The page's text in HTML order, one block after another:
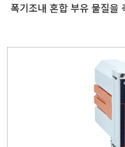
폭기조내 혼합 부유 물질을